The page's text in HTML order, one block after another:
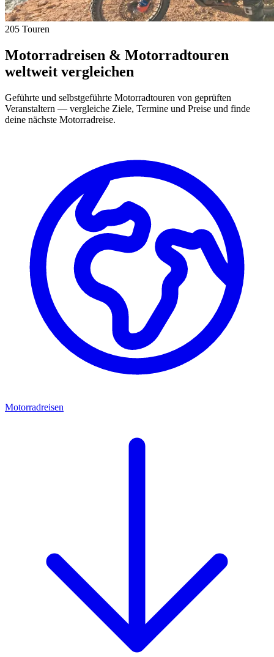
205 Touren
Motorradreisen & Motorradtouren
weltweit vergleichen
Geführte und selbstgeführte Motorradtouren von geprüften
Veranstaltern — vergleiche Ziele, Termine und Preise und finde
deine nächste Motorradreise.
Motorradreisen